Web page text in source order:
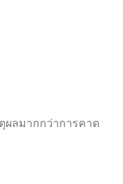
ผลมากกว่าการคาด